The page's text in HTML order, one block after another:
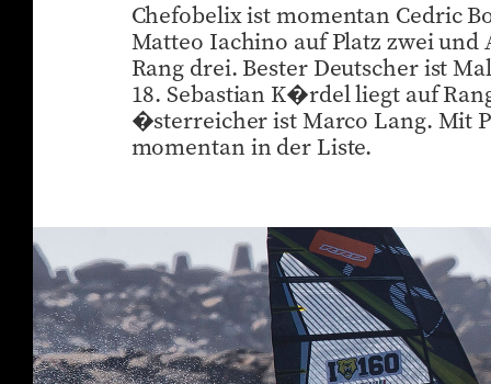
Chefobelix ist momentan Cedric
Matteo Iachino auf Platz zwei und
Rang drei. Bester Deutscher ist
18. Sebastian K�rdel liegt auf
�sterreicher ist Marco Lang. Mit
momentan in der Liste.